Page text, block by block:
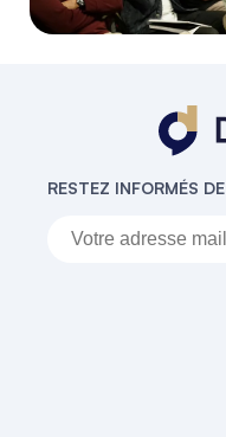
RESTEZ INFORMÉS